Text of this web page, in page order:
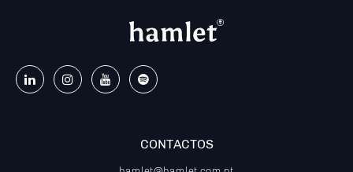
CONTACTOS